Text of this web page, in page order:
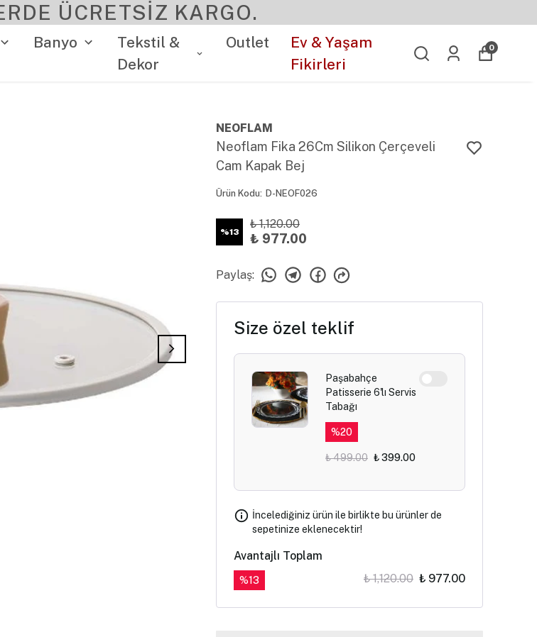
ÜCRETSİZ KARGO.
Banyo
Tekstil &
Dekor
Outlet
Ev & Yaşam
Fikirleri
0
NEOFLAM
Neoflam Fika 26Cm Silikon Çerçeveli
Cam Kapak Bej
Ürün Kodu: D-NEOF026
%13
₺ 1,120.00
₺ 977.00
Paylaş:
Size özel teklif
Paşabahçe
Patisserie 6'lı Servis
Tabağı
%20
₺ 499.00 ₺ 399.00
İncelediğiniz ürün ile birlikte bu ürünler de
sepetinize eklenecektir!
Avantajlı Toplam
%13 ₺ 1,120.00 ₺ 977.00